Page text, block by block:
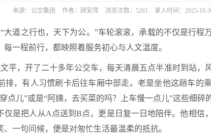
来源：公交集团 作者：顾安萍 浏览次数：5261 录入时间：2025-10-
“大道之行也，天下为公。”车轮滚滚，承载的不仅是行程
一程前行，都映照着服务初心与人文温度。
平，开了二十多年公交车，每天清晨五点半准时到站，
排，有人习惯刷卡后往车厢中部走。老是坐他这趟车的
点儿”或是“阿姨，去买菜的吗？上车慢一点儿”这些细碎
仅是把人从A点送到B点，更是日复一日地陪伴。他相信
一句问候，便是对匆忙生活最温柔的抵抗。